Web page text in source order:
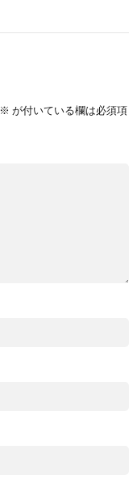
※ が付いている欄は必須項